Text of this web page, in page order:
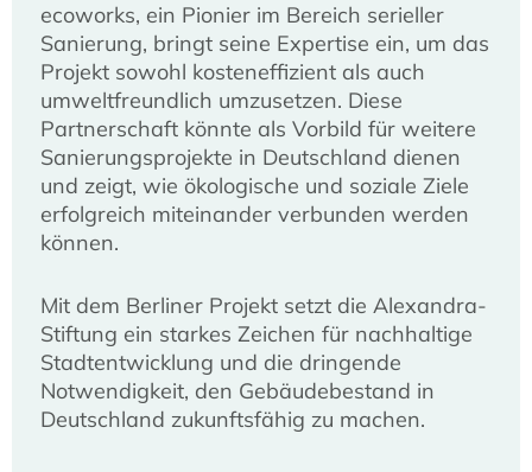
ecoworks, ein Pionier im Bereich serieller
Sanierung, bringt seine Expertise ein, um das
Projekt sowohl kosteneffizient als auch
umweltfreundlich umzusetzen. Diese
Partnerschaft könnte als Vorbild für weitere
Sanierungsprojekte in Deutschland dienen
und zeigt, wie ökologische und soziale Ziele
erfolgreich miteinander verbunden werden
können.
Mit dem Berliner Projekt setzt die Alexandra-
Stiftung ein starkes Zeichen für nachhaltige
Stadtentwicklung und die dringende
Notwendigkeit, den Gebäudebestand in
Deutschland zukunftsfähig zu machen.